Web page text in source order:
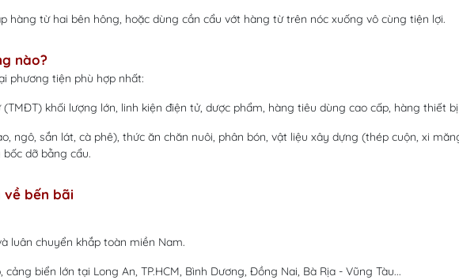
hàng từ hai bên hông, hoặc dùng cần cẩu vớt hàng từ trên nóc xuống vô cùng tiện lợi.
nào?
phương tiện phù hợp nhất:
khối lượng lớn, linh kiện điện tử, dược phẩm, hàng tiêu dùng cao cấp, hàng thiết
ngô, sắn lát, cà phê), thức ăn chăn nuôi, phân bón, vật liệu xây dựng (thép cuộn, xi
dỡ bằng cẩu.
về bến bãi
luân chuyển khắp toàn miền Nam.
biển lớn tại Long An, TP.HCM, Bình Dương, Đồng Nai, Bà Rịa - Vũng Tàu...